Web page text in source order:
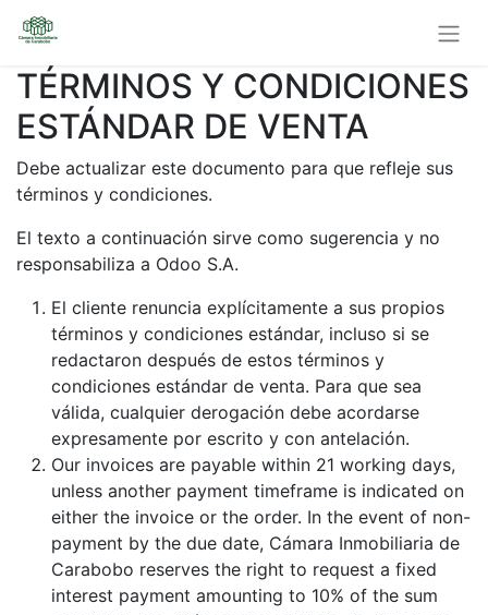
TÉRMINOS Y CONDICIONES
ESTÁNDAR DE VENTA
Debe actualizar este documento para que refleje sus
términos y condiciones.
El texto a continuación sirve como sugerencia y no
responsabiliza a Odoo S.A.
El cliente renuncia explícitamente a sus propios
términos y condiciones estándar, incluso si se
redactaron después de estos términos y
condiciones estándar de venta. Para que sea
válida, cualquier derogación debe acordarse
expresamente por escrito y con antelación.
Our invoices are payable within 21 working days,
unless another payment timeframe is indicated on
either the invoice or the order. In the event of non-
payment by the due date, Cámara Inmobiliaria de
Carabobo reserves the right to request a fixed
interest payment amounting to 10% of the sum